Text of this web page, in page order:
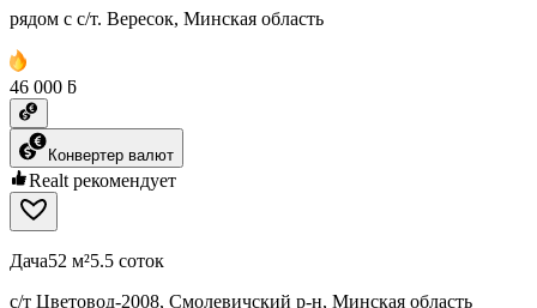
рядом с с/т. Вересок, Минская область
46 000 ƃ
Конвертер валют
Realt рекомендует
Дача52 м²5.5 соток
с/т Цветовод-2008, Смолевичский р-н, Минская область